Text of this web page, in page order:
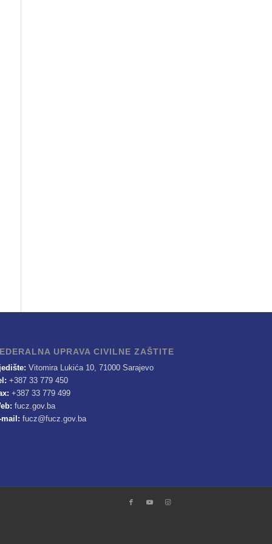
UPRAVA CIVILNE ZAŠTITE
Vitomira Lukića 10, 71000 Sarajevo
+387 33 779 450
+387 33 779 499
fucz.gov.ba
mail: fucz@fucz.gov.ba